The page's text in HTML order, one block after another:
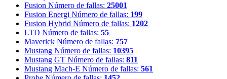
Fusion Número de fallas: 25001
Fusion Energi Número de fallas: 199
Fusion Hybrid Número de fallas: 1202
LTD Número de fallas: 55
Maverick Número de fallas: 757
Mustang Número de fallas: 10395
Mustang GT Número de fallas: 811
Mustang Mach-E Número de fallas: 561